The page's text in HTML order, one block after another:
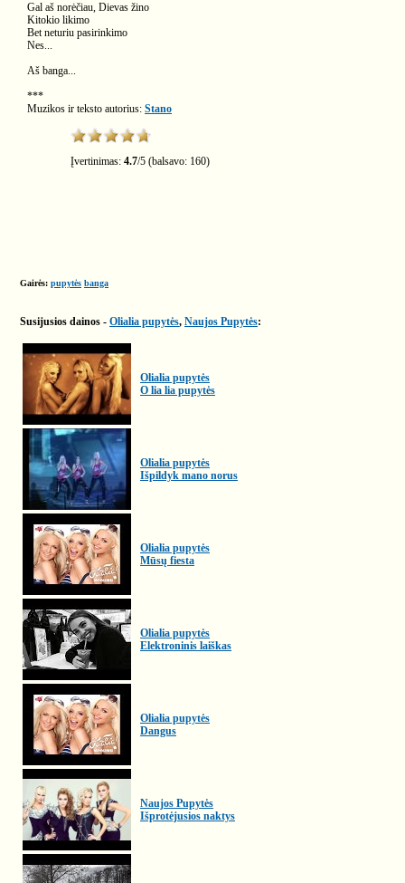
Gal aš norėčiau, Dievas žino
Kitokio likimo
Bet neturiu pasirinkimo
Nes...
Aš banga...
***
Muzikos ir teksto autorius: Stano
Įvertinimas: 4.7/5 (balsavo: 160)
Gairės: pupytės banga
Susijusios dainos - Olialia pupytės, Naujos Pupytės:
Olialia pupytės
O lia lia pupytės
Olialia pupytės
Išpildyk mano norus
Olialia pupytės
Mūsų fiesta
Olialia pupytės
Elektroninis laiškas
Olialia pupytės
Dangus
Naujos Pupytės
Išprotėjusios naktys